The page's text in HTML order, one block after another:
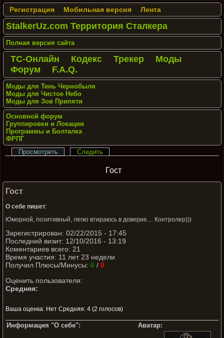
Регистрация Мобильная версия Лента
StalkerUz.com Территория Сталкера
Полная версия сайта
ТС-Онлайн Кодекс Трекер
Моды
Форум
F.A.Q.
Моды для Тень Чернобыля
Моды для Чистое Небо
Моды для Зов Припяти
Основной форум
Группировки и Локации
Программы и Болталка
ФРПГ
Просмотреть
Следить
Гост
Гост
О себе пишет:
Юморной, позитивный, легко втираюсь в доверие.... Контролер)))
Зарегистрирован: 02/22/2015 - 17:45
Последний визит: 12/10/2016 - 13:19
Коментариев всего: 21
Время участия: 11 лет 23 недели
Получил Плюсы/Минусы: 6 / 0
Оценить пользователя:
Средняя:
Ваша оценка: Нет Средняя: 4 (2 голосов)
Информация "О себе": Аватар: